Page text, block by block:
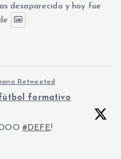
desaparecido y hoy fue
Retweeted
formativo
#DEFE!